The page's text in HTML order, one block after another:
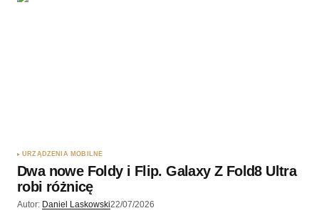
URZĄDZENIA MOBILNE
Dwa nowe Foldy i Flip. Galaxy Z Fold8 Ultra
robi różnicę
Autor: Daniel Laskowski22/07/2026